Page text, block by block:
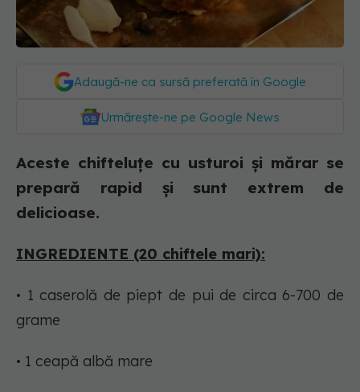
Adaugă-ne ca sursă preferată în Google
Urmărește-ne pe Google News
Aceste chifteluțe cu usturoi și mărar se
prepară rapid și sunt extrem de
delicioase.
INGREDIENTE (20 chiftele mari):
• 1 caserolă de piept de pui de circa 6-700 de
grame
• 1 ceapă albă mare